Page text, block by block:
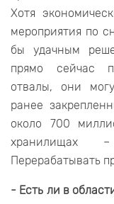
Хотя
мероприятия по
бы удачным
прямо сейчас
отвалы, они
ранее
около 700
хранилищах
Перерабатывать
- Есть ли в